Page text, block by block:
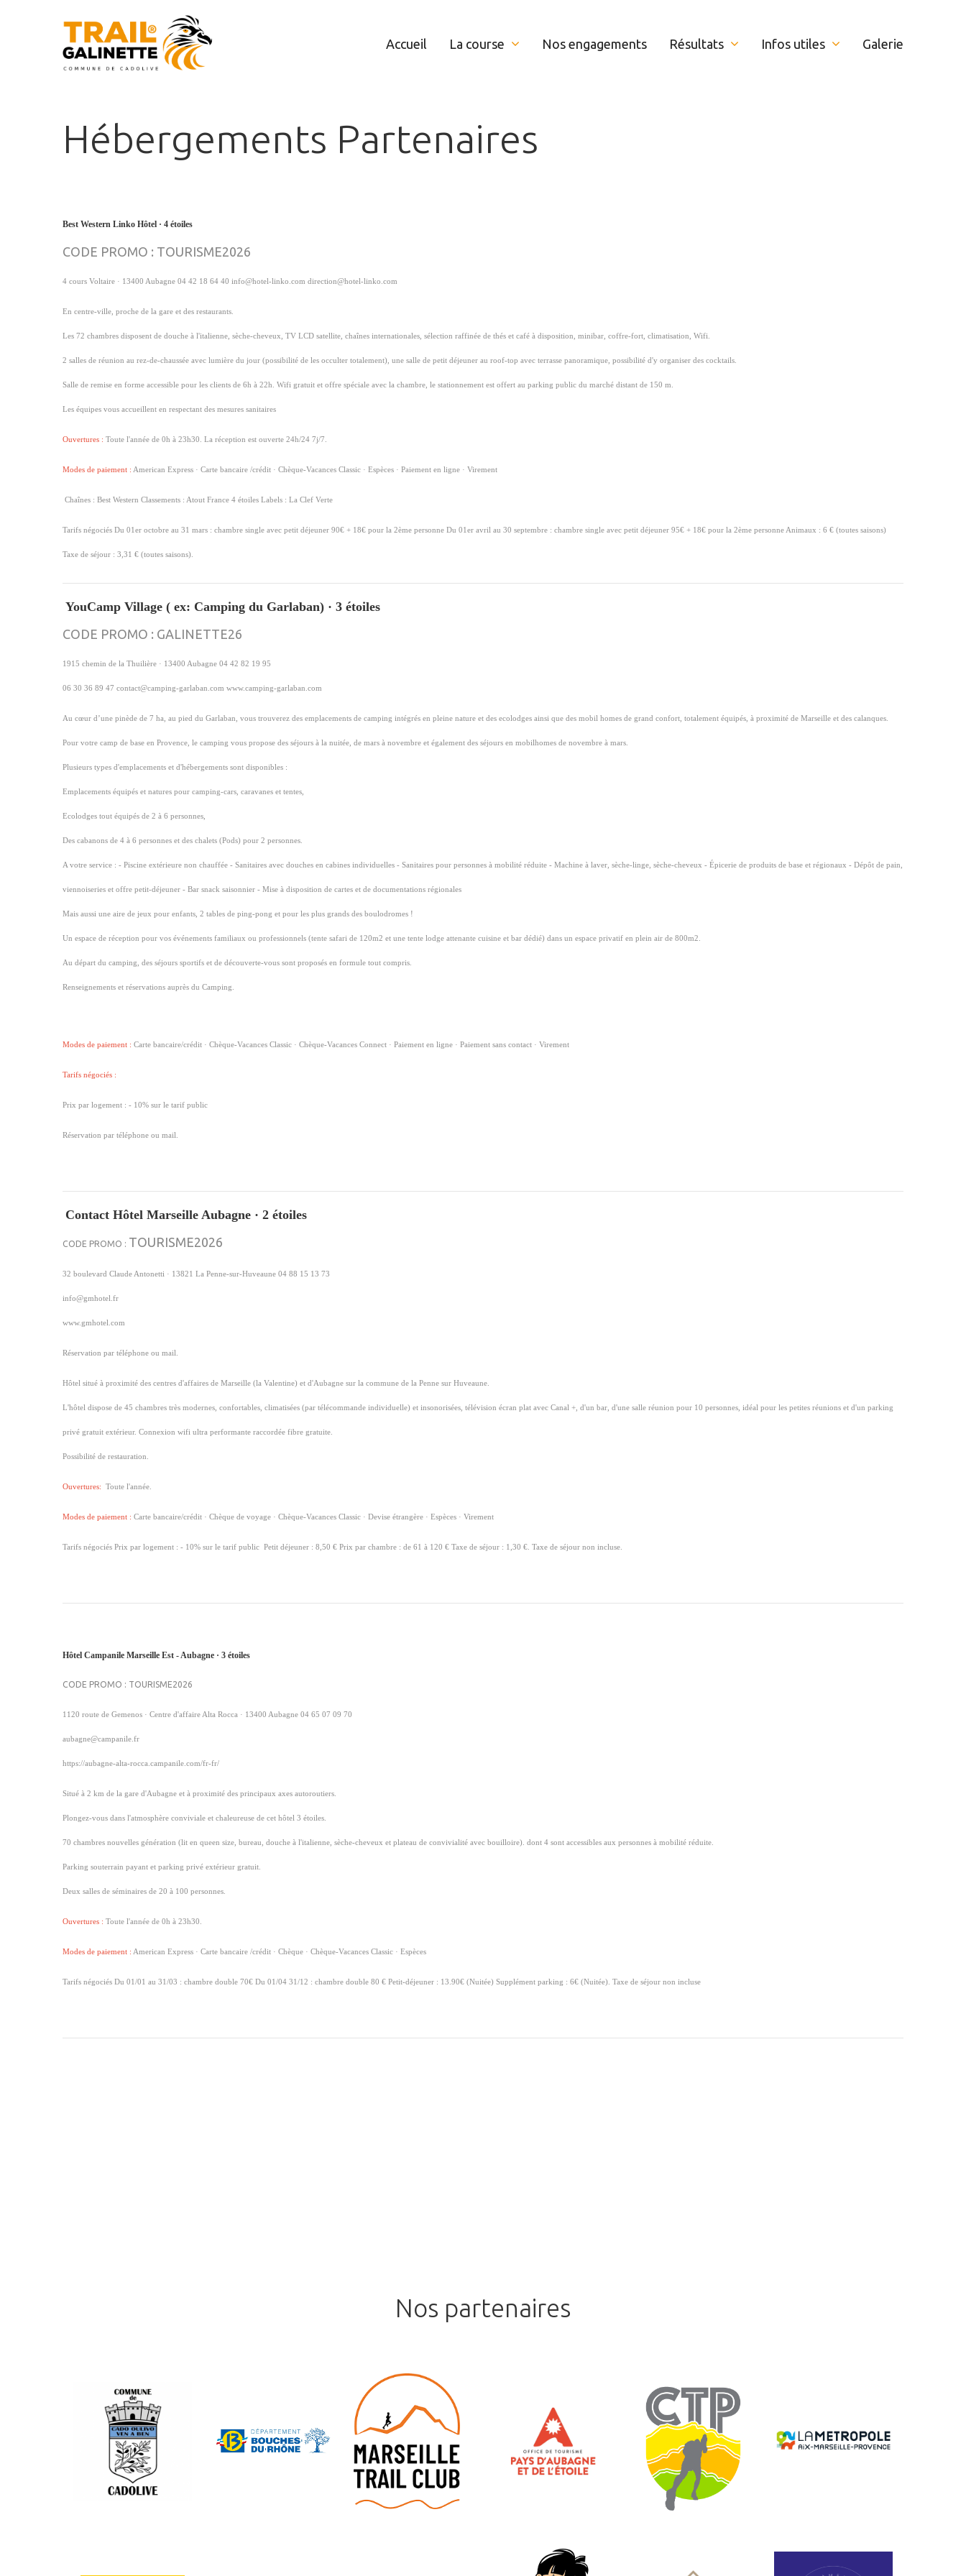
Accueil La course Nos engagements Résultats Infos utiles Galerie
Hébergements Partenaires
Best Western Linko Hôtel · 4 étoiles
CODE PROMO : TOURISME2026
4 cours Voltaire · 13400 Aubagne 04 42 18 64 40 info@hotel-linko.com direction@hotel-linko.com
En centre-ville, proche de la gare et des restaurants.
Les 72 chambres disposent de douche à l'italienne, sèche-cheveux, TV LCD satellite, chaînes internationales, sélection raffinée de thés et café à disposition, minibar, coffre-fort, climatisation, Wifi.
2 salles de réunion au rez-de-chaussée avec lumière du jour (possibilité de les occulter totalement), une salle de petit déjeuner au roof-top avec terrasse panoramique, possibilité d'y organiser des cocktails.
Salle de remise en forme accessible pour les clients de 6h à 22h. Wifi gratuit et offre spéciale avec la chambre, le stationnement est offert au parking public du marché distant de 150 m.
Les équipes vous accueillent en respectant des mesures sanitaires
Ouvertures : Toute l'année de 0h à 23h30. La réception est ouverte 24h/24 7j/7.
Modes de paiement : American Express · Carte bancaire /crédit · Chèque-Vacances Classic · Espèces · Paiement en ligne · Virement
Chaînes : Best Western Classements : Atout France 4 étoiles Labels : La Clef Verte
Tarifs négociés Du 01er octobre au 31 mars : chambre single avec petit déjeuner 90€ + 18€ pour la 2ème personne Du 01er avril au 30 septembre : chambre single avec petit déjeuner 95€ + 18€ pour la 2ème personne Animaux : 6 € (toutes saisons)
Taxe de séjour : 3,31 € (toutes saisons).
YouCamp Village ( ex: Camping du Garlaban) · 3 étoiles
CODE PROMO : GALINETTE26
1915 chemin de la Thuilière · 13400 Aubagne 04 42 82 19 95
06 30 36 89 47 contact@camping-garlaban.com www.camping-garlaban.com
Au cœur d’une pinède de 7 ha, au pied du Garlaban, vous trouverez des emplacements de camping intégrés en pleine nature et des ecolodges ainsi que des mobil homes de grand confort, totalement équipés, à proximité de Marseille et des calanques.
Pour votre camp de base en Provence, le camping vous propose des séjours à la nuitée, de mars à novembre et également des séjours en mobilhomes de novembre à mars.
Plusieurs types d'emplacements et d'hébergements sont disponibles :
Emplacements équipés et natures pour camping-cars, caravanes et tentes,
Ecolodges tout équipés de 2 à 6 personnes,
Des cabanons de 4 à 6 personnes et des chalets (Pods) pour 2 personnes.
A votre service : - Piscine extérieure non chauffée - Sanitaires avec douches en cabines individuelles - Sanitaires pour personnes à mobilité réduite - Machine à laver, sèche-linge, sèche-cheveux - Épicerie de produits de base et régionaux - Dépôt de pain,
viennoiseries et offre petit-déjeuner - Bar snack saisonnier - Mise à disposition de cartes et de documentations régionales
Mais aussi une aire de jeux pour enfants, 2 tables de ping-pong et pour les plus grands des boulodromes !
Un espace de réception pour vos événements familiaux ou professionnels (tente safari de 120m2 et une tente lodge attenante cuisine et bar dédié) dans un espace privatif en plein air de 800m2.
Au départ du camping, des séjours sportifs et de découverte-vous sont proposés en formule tout compris.
Renseignements et réservations auprès du Camping.
Modes de paiement : Carte bancaire/crédit · Chèque-Vacances Classic · Chèque-Vacances Connect · Paiement en ligne · Paiement sans contact · Virement
Tarifs négociés :
Prix par logement : - 10% sur le tarif public
Réservation par téléphone ou mail.
Contact Hôtel Marseille Aubagne · 2 étoiles
CODE PROMO : TOURISME2026
32 boulevard Claude Antonetti · 13821 La Penne-sur-Huveaune 04 88 15 13 73
info@gmhotel.fr
www.gmhotel.com
Réservation par téléphone ou mail.
Hôtel situé à proximité des centres d'affaires de Marseille (la Valentine) et d'Aubagne sur la commune de la Penne sur Huveaune.
L'hôtel dispose de 45 chambres très modernes, confortables, climatisées (par télécommande individuelle) et insonorisées, télévision écran plat avec Canal +, d'un bar, d'une salle réunion pour 10 personnes, idéal pour les petites réunions et d'un parking
privé gratuit extérieur. Connexion wifi ultra performante raccordée fibre gratuite.
Possibilité de restauration.
Ouvertures: Toute l'année.
Modes de paiement : Carte bancaire/crédit · Chèque de voyage · Chèque-Vacances Classic · Devise étrangère · Espèces · Virement
Tarifs négociés Prix par logement : - 10% sur le tarif public Petit déjeuner : 8,50 € Prix par chambre : de 61 à 120 € Taxe de séjour : 1,30 €. Taxe de séjour non incluse.
Hôtel Campanile Marseille Est - Aubagne · 3 étoiles
CODE PROMO : TOURISME2026
1120 route de Gemenos · Centre d'affaire Alta Rocca · 13400 Aubagne 04 65 07 09 70
aubagne@campanile.fr
https://aubagne-alta-rocca.campanile.com/fr-fr/
Situé à 2 km de la gare d'Aubagne et à proximité des principaux axes autoroutiers.
Plongez-vous dans l'atmosphère conviviale et chaleureuse de cet hôtel 3 étoiles.
70 chambres nouvelles génération (lit en queen size, bureau, douche à l'italienne, sèche-cheveux et plateau de convivialité avec bouilloire). dont 4 sont accessibles aux personnes à mobilité réduite.
Parking souterrain payant et parking privé extérieur gratuit.
Deux salles de séminaires de 20 à 100 personnes.
Ouvertures : Toute l'année de 0h à 23h30.
Modes de paiement : American Express · Carte bancaire /crédit · Chèque · Chèque-Vacances Classic · Espèces
Tarifs négociés Du 01/01 au 31/03 : chambre double 70€ Du 01/04 31/12 : chambre double 80 € Petit-déjeuner : 13.90€ (Nuitée) Supplément parking : 6€ (Nuitée). Taxe de séjour non incluse
Nos partenaires